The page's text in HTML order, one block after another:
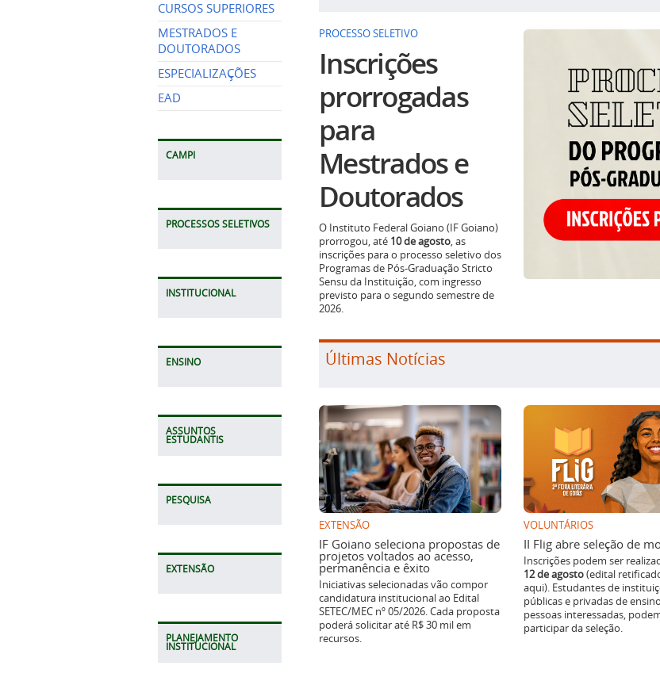
CURSOS SUPERIORES
MESTRADOS E
DOUTORADOS
ESPECIALIZAÇÕES
EAD
CAMPI
PROCESSOS SELETIVOS
INSTITUCIONAL
ENSINO
ASSUNTOS
ESTUDANTIS
PESQUISA
EXTENSÃO
PLANEJAMENTO
INSTITUCIONAL
PROCESSO SELETIVO
Inscrições
prorrogadas
para
Mestrados e
Doutorados
O Instituto Federal Goiano (IF Goiano)
prorrogou, até 10 de agosto, as
inscrições para o processo seletivo dos
Programas de Pós-Graduação Stricto
Sensu da Instituição, com ingresso
previsto para o segundo semestre de
2026.
Últimas Notícias
EXTENSÃO
IF Goiano seleciona propostas de
projetos voltados ao acesso,
permanência e êxito
Iniciativas selecionadas vão compor
candidatura institucional ao Edital
SETEC/MEC nº 05/2026. Cada proposta
poderá solicitar até R$ 30 mil em
recursos.
VOLUNTÁRIOS
II Flig abre seleção de
Inscrições podem ser
12 de agosto(edital
aqui). Estudantes de
públicas e privadas de
pessoas interessadas,
participar da seleção.